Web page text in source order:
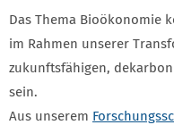
Das Thema Bioökonomie
im Rahmen unserer
zukunftsfähigen,
sein.
Aus unserem